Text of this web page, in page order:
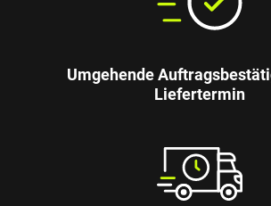
Umgehende
Liefertermin